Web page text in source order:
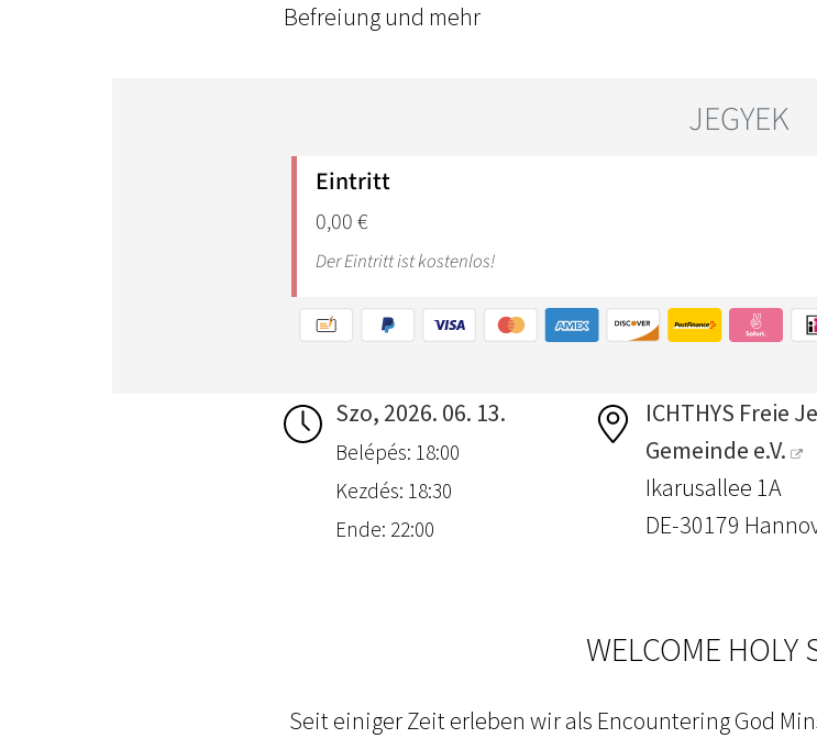
Befreiung und mehr
Szo, 2026. 06. 13.
Belépés: 18:00
Kezdés: 18:30
Ende: 22:00
ICHTHYS Freie
Gemeinde e.V.
Ikarusallee 1A
DE-30179
WELCOME HOLY
Seit einiger Zeit erleben wir als Encountering God